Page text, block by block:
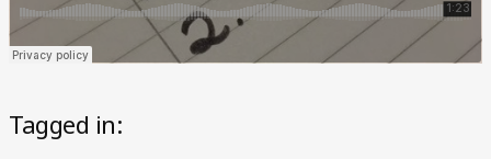
Tagged in: